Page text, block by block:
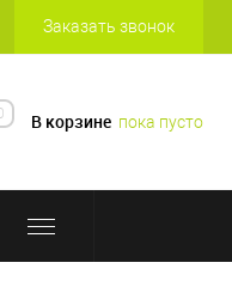
Заказать звонок
В корзине пока пусто